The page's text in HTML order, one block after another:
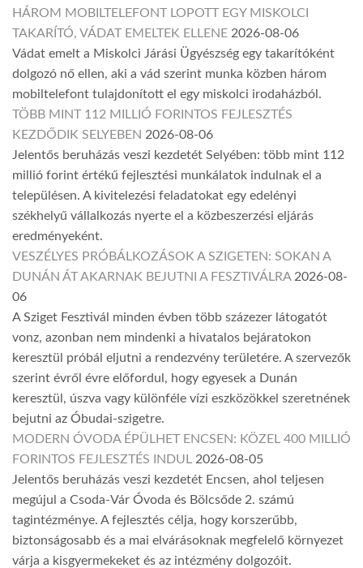
HÁROM MOBILTELEFONT LOPOTT EGY MISKOLCI
TAKARÍTÓ, VÁDAT EMELTEK ELLENE 2026-08-06
Vádat emelt a Miskolci Járási Ügyészség egy takarítóként
dolgozó nő ellen, aki a vád szerint munka közben három
mobiltelefont tulajdonított el egy miskolci irodaházból.
TÖBB MINT 112 MILLIÓ FORINTOS FEJLESZTÉS
KEZDŐDIK SELYEBEN 2026-08-06
Jelentős beruházás veszi kezdetét Selyében: több mint 112
millió forint értékű fejlesztési munkálatok indulnak el a
településen. A kivitelezési feladatokat egy edelényi
székhelyű vállalkozás nyerte el a közbeszerzési eljárás
eredményeként.
VESZÉLYES PRÓBÁLKOZÁSOK A SZIGETEN: SOKAN A
DUNÁN ÁT AKARNAK BEJUTNI A FESZTIVÁLRA 2026-08-
06
A Sziget Fesztivál minden évben több százezer látogatót
vonz, azonban nem mindenki a hivatalos bejáratokon
keresztül próbál eljutni a rendezvény területére. A szervezők
szerint évről évre előfordul, hogy egyesek a Dunán
keresztül, úszva vagy különféle vízi eszközökkel szeretnének
bejutni az Óbudai-szigetre.
MODERN ÓVODA ÉPÜLHET ENCSEN: KÖZEL 400 MILLIÓ
FORINTOS FEJLESZTÉS INDUL 2026-08-05
Jelentős beruházás veszi kezdetét Encsen, ahol teljesen
megújul a Csoda-Vár Óvoda és Bölcsőde 2. számú
tagintézménye. A fejlesztés célja, hogy korszerűbb,
biztonságosabb és a mai elvárásoknak megfelelő környezet
várja a kisgyermekeket és az intézmény dolgozóit.